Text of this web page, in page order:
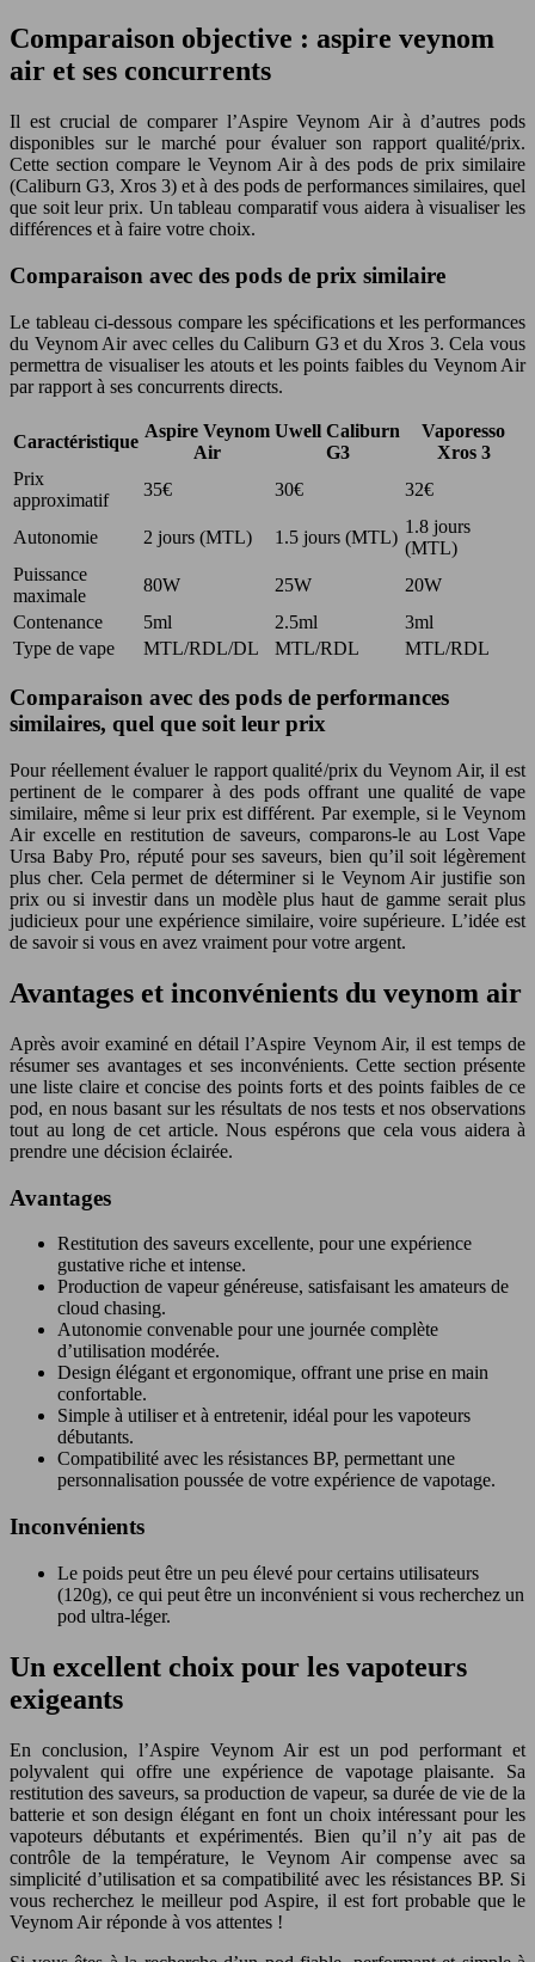
Comparaison objective : aspire veynom
air et ses concurrents
Il est crucial de comparer l’Aspire Veynom Air à d’autres pods
disponibles sur le marché pour évaluer son rapport qualité/prix.
Cette section compare le Veynom Air à des pods de prix similaire
(Caliburn G3, Xros 3) et à des pods de performances similaires, quel
que soit leur prix. Un tableau comparatif vous aidera à visualiser les
différences et à faire votre choix.
Comparaison avec des pods de prix similaire
Le tableau ci-dessous compare les spécifications et les performances
du Veynom Air avec celles du Caliburn G3 et du Xros 3. Cela vous
permettra de visualiser les atouts et les points faibles du Veynom Air
par rapport à ses concurrents directs.
Caractéristique
Aspire Veynom
Air
Uwell Caliburn
G3
Vaporesso
Xros 3
Prix
approximatif
35€ 30€ 32€
Autonomie 2 jours (MTL) 1.5 jours (MTL)
1.8 jours
(MTL)
Puissance
maximale
80W 25W
20W
Contenance
5ml 2.5ml
3ml
Type de vape
MTL/RDL/DL MTL/RDL MTL/RDL
Comparaison avec des pods de performances
similaires, quel que soit leur prix
Pour réellement évaluer le rapport qualité/prix du Veynom Air, il est
pertinent de le comparer à des pods offrant une qualité de vape
similaire, même si leur prix est différent. Par exemple, si le Veynom
Air excelle en restitution de saveurs, comparons-le au Lost Vape
Ursa Baby Pro, réputé pour ses saveurs, bien qu’il soit légèrement
plus cher. Cela permet de déterminer si le Veynom Air justifie son
prix ou si investir dans un modèle plus haut de gamme serait plus
judicieux pour une expérience similaire, voire supérieure. L’idée est
de savoir si vous en avez vraiment pour votre argent.
Avantages et inconvénients du veynom air
Après avoir examiné en détail l’Aspire Veynom Air, il est temps de
résumer ses avantages et ses inconvénients. Cette section présente
une liste claire et concise des points forts et des points faibles de ce
pod, en nous basant sur les résultats de nos tests et nos observations
tout au long de cet article. Nous espérons que cela vous aidera à
prendre une décision éclairée.
Avantages
Restitution des saveurs excellente, pour une expérience
gustative riche et intense.
Production de vapeur généreuse, satisfaisant les amateurs de
cloud chasing.
Autonomie convenable pour une journée complète
d’utilisation modérée.
Design élégant et ergonomique, offrant une prise en main
confortable.
Simple à utiliser et à entretenir, idéal pour les vapoteurs
débutants.
Compatibilité avec les résistances BP, permettant une
personnalisation poussée de votre expérience de vapotage.
Inconvénients
Le poids peut être un peu élevé pour certains utilisateurs
(120g), ce qui peut être un inconvénient si vous recherchez un
pod ultra-léger.
Un excellent choix pour les vapoteurs
exigeants
En conclusion, l’Aspire Veynom Air est un pod performant et
polyvalent qui offre une expérience de vapotage plaisante. Sa
restitution des saveurs, sa production de vapeur, sa durée de vie de la
batterie et son design élégant en font un choix intéressant pour les
vapoteurs débutants et expérimentés. Bien qu’il n’y ait pas de
contrôle de la température, le Veynom Air compense avec sa
simplicité d’utilisation et sa compatibilité avec les résistances BP. Si
vous recherchez le meilleur pod Aspire, il est fort probable que le
Veynom Air réponde à vos attentes !